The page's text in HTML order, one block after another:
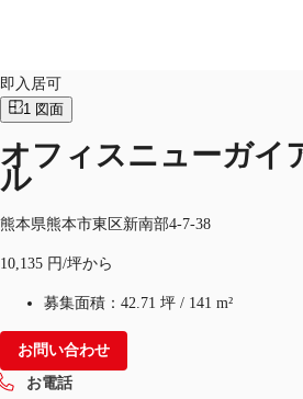
オフィス・事務所
記事
仲介会社様はこちらへ
お気に入り
JP
お電話 お問合せ
即入居可
1 図面
オフィスニューガイ
ル
熊本県熊本市東区新南部4-7-38
10,135 円/坪から
募集面積： 42.71 坪 / 141 m²
お問い合わせ
お電話